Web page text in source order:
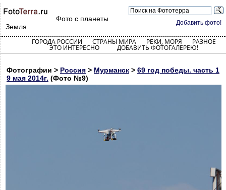
Добавить фото!
Фото с планеты
Земля
ГОРОДА РОССИИ СТРАНЫ МИРА РЕКИ, МОРЯ РАЗНОЕ
ЭТО ИНТЕРЕСНО ДОБАВИТЬ ФОТОГАЛЕРЕЮ!
Фотографии > Россия > Мурманск > 69 год победы. часть 1
9 мая 2014г. (Фото №9)